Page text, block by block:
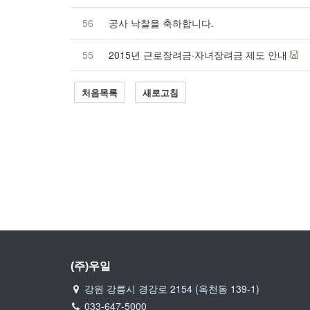
56 공사 낙찰을 축하합니다.
55 2015년 근로장려금·자녀장려금 제도 안내
처음목록 새로고침
(주)우일
강원 강릉시 경강로 2154 (옥천동 139-1)
033-647-5000